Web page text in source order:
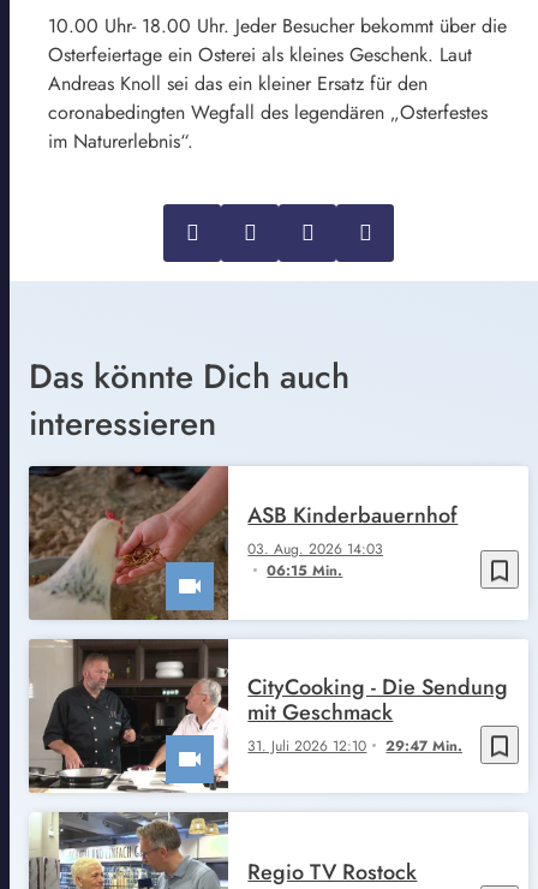
10.00 Uhr- 18.00 Uhr. Jeder Besucher bekommt über die
Osterfeiertage ein Osterei als kleines Geschenk. Laut
Andreas Knoll sei das ein kleiner Ersatz für den
coronabedingten Wegfall des legendären „Osterfestes
im Naturerlebnis“.
Das könnte Dich auch
interessieren
bookmark_border
03. Aug. 2026 14:03
06:15 Min.
ASB Kinderbauernhof
bookmark_border
31. Juli 2026 12:10 29:47 Min.
CityCooking - Die Sendung
mit Geschmack
Regio TV Rostock